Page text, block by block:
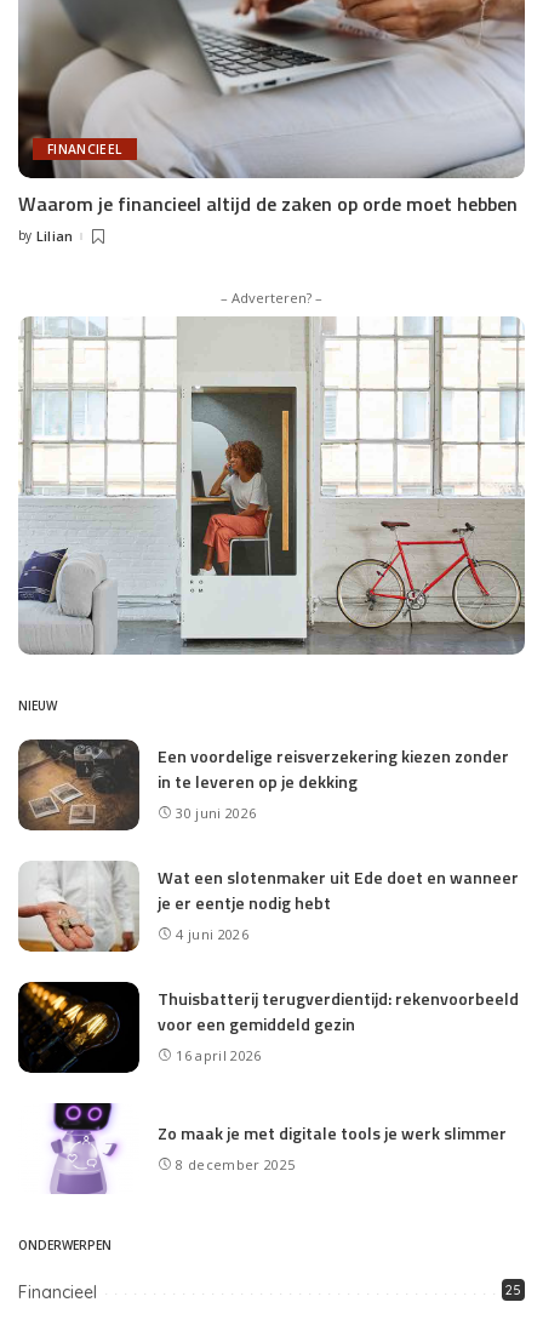
FINANCIEEL
Waarom je financieel altijd de zaken op orde moet hebben
Posted
by Lilian
– Adverteren? –
NIEUW
Een voordelige reisverzekering kiezen zonder
in te leveren op je dekking
30 juni 2026
Wat een slotenmaker uit Ede doet en wanneer
je er eentje nodig hebt
4 juni 2026
Thuisbatterij terugverdientijd: rekenvoorbeeld
voor een gemiddeld gezin
16 april 2026
Zo maak je met digitale tools je werk slimmer
8 december 2025
ONDERWERPEN
Financieel 25